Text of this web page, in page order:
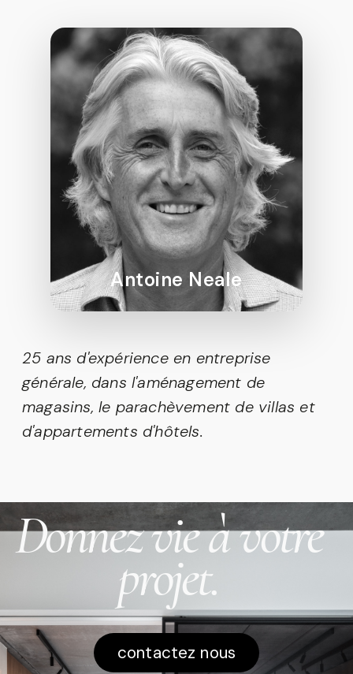
Antoine Neale
25 ans d'expérience en entreprise
générale, dans l'aménagement de
magasins, le parachèvement de villas et
d'appartements d'hôtels.
Donnez vie à votre
projet.
contactez nous